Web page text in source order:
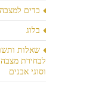
כדים למצבה
בלוג
שאלות
וסוגי אבנים